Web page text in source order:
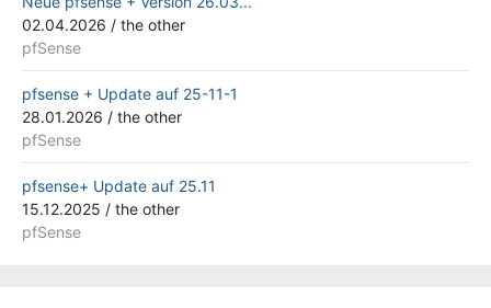
02.04.2026 / the other
pfSense
pfsense + Update auf 25-11-1
28.01.2026 / the other
pfSense
pfsense+ Update auf 25.11
15.12.2025 / the other
pfSense